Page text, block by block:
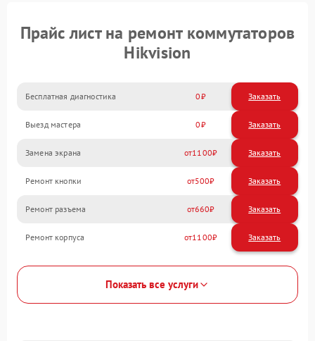
Прайс лист на ремонт коммутаторов
Hikvision
Бесплатная диагностика 0 Заказать
Выезд мастера 0 Заказать
Замена экрана 1100
Ремонт кнопки 500
Ремонт разъема 660
Ремонт корпуса 1100
Показать все услуги